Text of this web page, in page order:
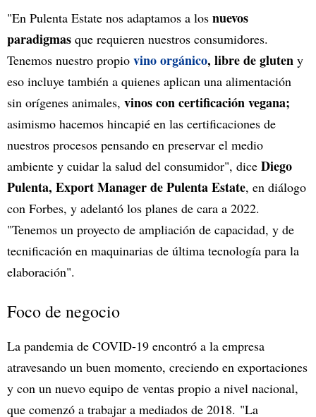
"En Pulenta Estate nos adaptamos a los nuevos
paradigmas que requieren nuestros consumidores.
Tenemos nuestro propio vino orgánico, libre de gluten y
eso incluye también a quienes aplican una alimentación
sin orígenes animales, vinos con certificación vegana;
asimismo hacemos hincapié en las certificaciones de
nuestros procesos pensando en preservar el medio
ambiente y cuidar la salud del consumidor", dice Diego
Pulenta, Export Manager de Pulenta Estate, en diálogo
con Forbes, y adelantó los planes de cara a 2022.
"Tenemos un proyecto de ampliación de capacidad, y de
tecnificación en maquinarias de última tecnología para la
elaboración".
Foco de negocio
La pandemia de COVID-19 encontró a la empresa
atravesando un buen momento, creciendo en exportaciones
y con un nuevo equipo de ventas propio a nivel nacional,
que comenzó a trabajar a mediados de 2018. "La